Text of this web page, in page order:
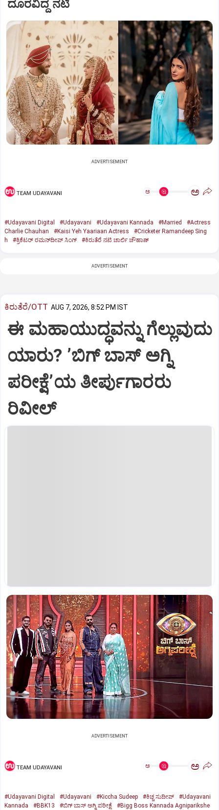
ದೂರವಿದ್ದ ನಟಿ
ADVERTISEMENT
TEAM UDAYAVANI ಅ ಅ
#Udayavani Digital #Udayavani #Udayavani Kannada #Married
#Actress
Charlie Chauhan
#Kaisi Yeh Yaariaan Actress
#Cricketer Ramandeep Sing
h
#ಕ್ರಿಕೆಟರ್‌ ರಮನ್‌ದೀಪ್‌ ಸಿಂಗ್ #ಕಿರುತೆರೆ ನಟಿ ಚಾರ್ಲಿ ಚೌಹಾಣ್
ADVERTISEMENT
ಕಿರುತೆರೆ/OTT AUG 7, 2026, 8:52 PM IST
ಈ ಮಹಾಯುದ್ಧವನ್ನು ಗೆಲ್ಲುವುದು
ಯಾರು? ʼಬಿಗ್‌ ಬಾಸ್‌ ಅಗ್ನಿ
ಪರೀಕ್ಷೆʼಯ ತೀರ್ಪುಗಾರರು
ರಿವೀಲ್
ADVERTISEMENT
TEAM UDAYAVANI ಅ ಅ
#Udayavani Digital #Udayavani #Kiccha Sudeep #ಕಿಚ್ಚ ಸುದೀಪ್‌
#Udayavani
Kannada
#BBK13 #ಬಿಗ್‌ ಬಾಸ್‌ ಅಗ್ನಿ ಪರೀಕ್ಷೆ #Bigg Boss Kannada Agniparikshe